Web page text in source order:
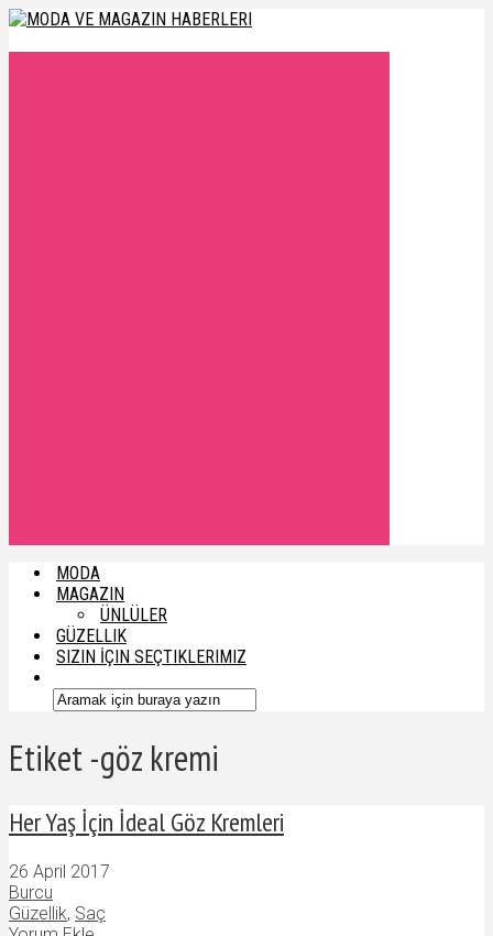
MODA
MAGAZIN
ÜNLÜLER
GÜZELLIK
SIZIN İÇIN SEÇTIKLERIMIZ
Etiket -göz kremi
Her Yaş İçin İdeal Göz Kremleri
26 April 2017
Burcu
Güzellik, Saç